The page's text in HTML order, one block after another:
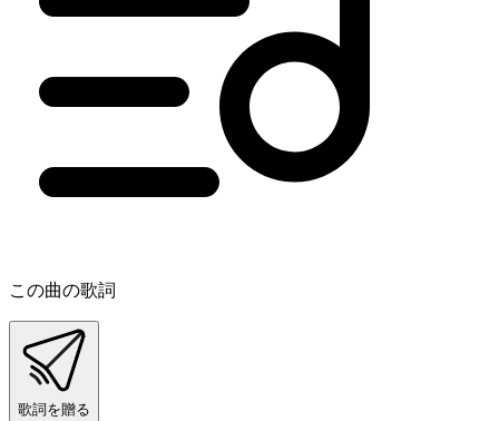
この曲の歌詞
歌詞を贈る